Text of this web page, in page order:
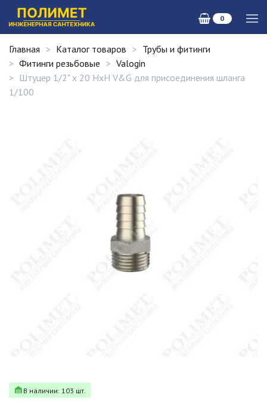
0
Главная Каталог товаров
Трубы и фитинги
Фитинги резьбовые
Valogin
Штуцер 1/2" x 20 НxH V&G для присоединения шланга
1/100
В наличии: 103 шт.